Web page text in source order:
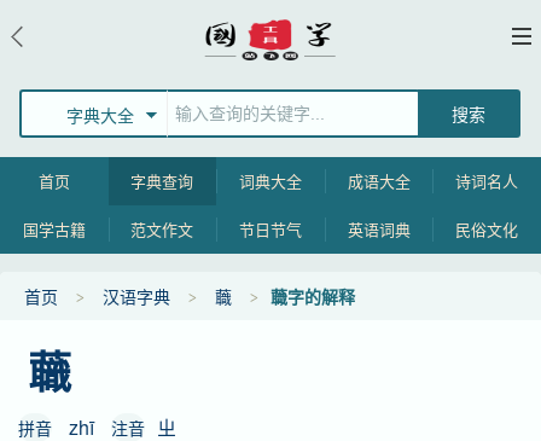
字典大全
首页 字典查询 词典大全 成语大全 诗词名人
国学古籍 范文作文 节日节气 英语词典 民俗文化
首页 汉语字典 蘵 蘵字的解释
蘵
拼音 zhī 注音 ㄓ